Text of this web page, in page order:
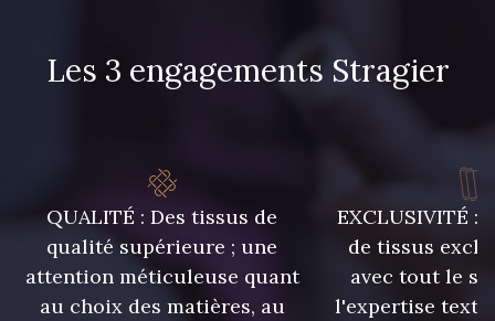
Les 3 engagements Stragier
QUALITÉ : Des tissus de
qualité supérieure ; une
attention méticuleuse quant
au choix des matières, au
EXCLUSIVITÉ :
de tissus
avec tout le
l'expertise